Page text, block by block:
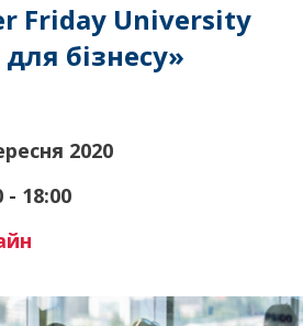
Friday University
для бізнесу»
2020
- 18:00